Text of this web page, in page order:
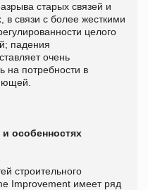
старых связей и
в связи с более жесткими
целого
падения
очень
на потребности в
особенностях
строительного
Improvemеnt имеет ряд